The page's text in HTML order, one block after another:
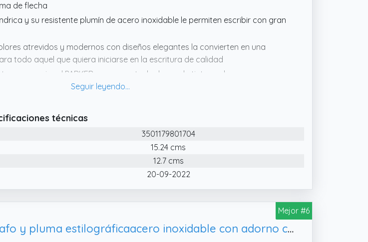
de flecha
y su resistente plumín de acero inoxidable le permiten escribir con gran
atrevidos y modernos con diseños elegantes la convierten en una
todo aquel que quiera iniciarse en la escritura de calidad
convencional PARKER con un cartucho largo de tinta azul
técnicas
3501179801704
15.24 cms
12.7 cms
20-09-2022
Mejor #6
Parker Jotter set de regalo doble con bolígrafo y pluma estilográficaacero inoxidable con adorno cromadocartuchos y recambio de tinta azulestuche de regalo